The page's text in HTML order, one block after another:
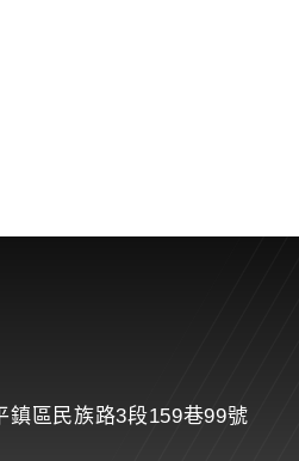
鎮區民族路3段159巷99號